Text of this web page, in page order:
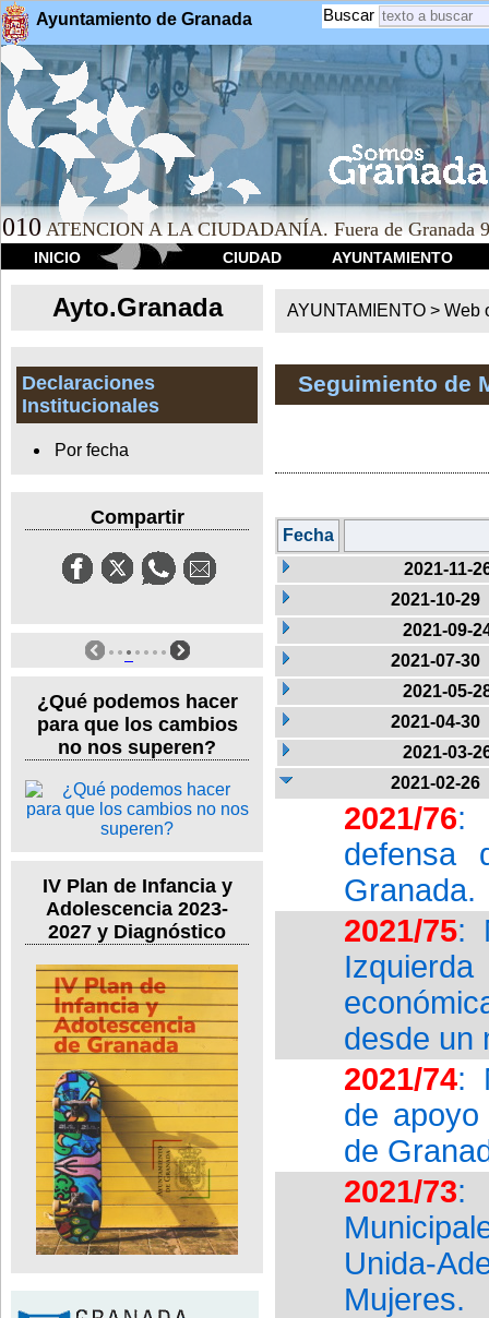
Ayuntamiento de Granada Buscar
010 ATENCION A LA CIUDADANÍA. Fuera de Granada
INICIO CIUDAD AYUNTAMIENTO
Ayto.Granada
Declaraciones
Institucionales
Por fecha
Compartir
¿Qué podemos hacer
para que los cambios
no nos superen?
IV Plan de Infancia y
Adolescencia 2023-
2027 y Diagnóstico
AYUNTAMIENTO > Web
Seguimiento de
Fecha
2021-11-
2021-10-29
2021-09-
2021-07-30
2021-05-
2021-04-30
2021-03-
2021-02-26
2021/76:
defensa
Granada.
2021/75:
desde un
2021/74:
de
de
2021/73:
Unida-
Mujeres.